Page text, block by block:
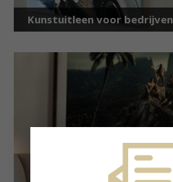
Kunstuitleen voor bedrijven